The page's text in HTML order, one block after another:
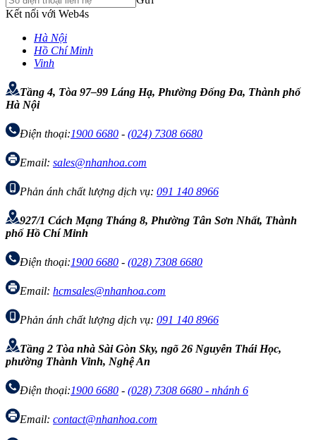
Kết nối với Web4s
Hà Nội
Hồ Chí Minh
Vinh
Tầng 4, Tòa 97–99 Láng Hạ, Phường Đống Đa, Thành phố
Hà Nội
Điện thoại:1900 6680 - (024) 7308 6680
Email: sales@nhanhoa.com
Phản ánh chất lượng dịch vụ: 091 140 8966
927/1 Cách Mạng Tháng 8, Phường Tân Sơn Nhất, Thành
phố Hồ Chí Minh
Điện thoại:1900 6680 - (028) 7308 6680
Email: hcmsales@nhanhoa.com
Phản ánh chất lượng dịch vụ: 091 140 8966
Tầng 2 Tòa nhà Sài Gòn Sky, ngõ 26 Nguyễn Thái Học,
phường Thành Vinh, Nghệ An
Điện thoại:1900 6680 - (028) 7308 6680 - nhánh 6
Email: contact@nhanhoa.com